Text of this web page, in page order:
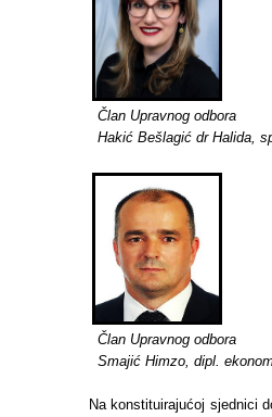
Član Upravnog odbora
Hakić Bešlagić dr Halida,
Član Upravnog odbora
Smajić Himzo, dipl.
Na konstituirajućoj sjednici